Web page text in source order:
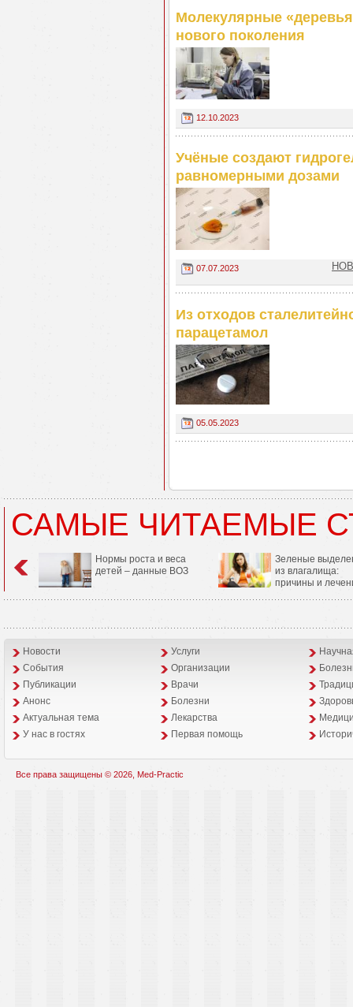
Молекулярные
нового поколения
12.10.2023
Учёные создают
равномерными дозами
07.07.2023
Из отходов
парацетамол
05.05.2023
САМЫЕ ЧИТАЕМЫЕ
Нормы роста и веса
детей – данные ВОЗ
Зеленые
из влагалища:
причины и
Новости Услуги
События
Организации
Публикации
Врачи
Анонс
Болезни
Aктуальная тема
Лекарства
У нас в гостях
Первая помощь
Все права защищены © 2026, Med-Practic